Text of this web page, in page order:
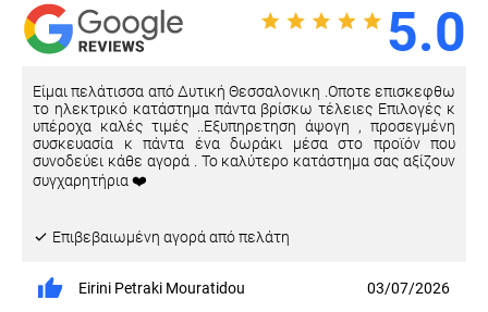
5.0
Είμαι πελάτισσα από Δυτική Θεσσαλονικη .Οποτε επισκεφθω
το ηλεκτρικό κατάστημα πάντα βρίσκω τέλειες Επιλογές κ
υπέροχα καλές τιμές ..Εξυπηρετηση άψογη , προσεγμένη
συσκευασία κ πάντα ένα δωράκι μέσα στο προϊόν που
συνοδεύει κάθε αγορά . Το καλύτερο κατάστημα σας αξίζουν
συγχαρητήρια ❤️
Eπιβεβαιωμένη αγορά από πελάτη
Eirini Petraki Mouratidou 03/07/2026